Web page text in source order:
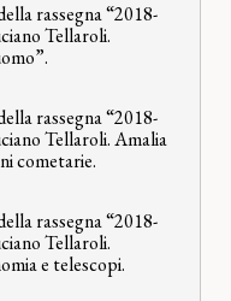
rassegna “2018-
Tellaroli.
rassegna “2018-
Tellaroli. Amalia
cometarie.
rassegna “2018-
Tellaroli.
e telescopi.